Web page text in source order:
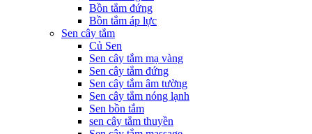
Bồn tắm đứng
Bồn tắm áp lực
Sen cây tắm
Củ Sen
Sen cây tắm mạ vàng
Sen cây tắm đứng
Sen cây tắm âm tường
Sen cây tắm nóng lạnh
Sen bồn tắm
sen cây tắm thuyền